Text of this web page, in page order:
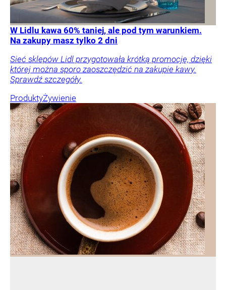
W Lidlu kawa 60% taniej, ale pod tym warunkiem.
Na zakupy masz tylko 2 dni
Sieć sklepów Lidl przygotowała krótką promocję, dzięki
której można sporo zaoszczędzić na zakupie kawy.
Sprawdź szczegóły.
ProduktyŻywienie